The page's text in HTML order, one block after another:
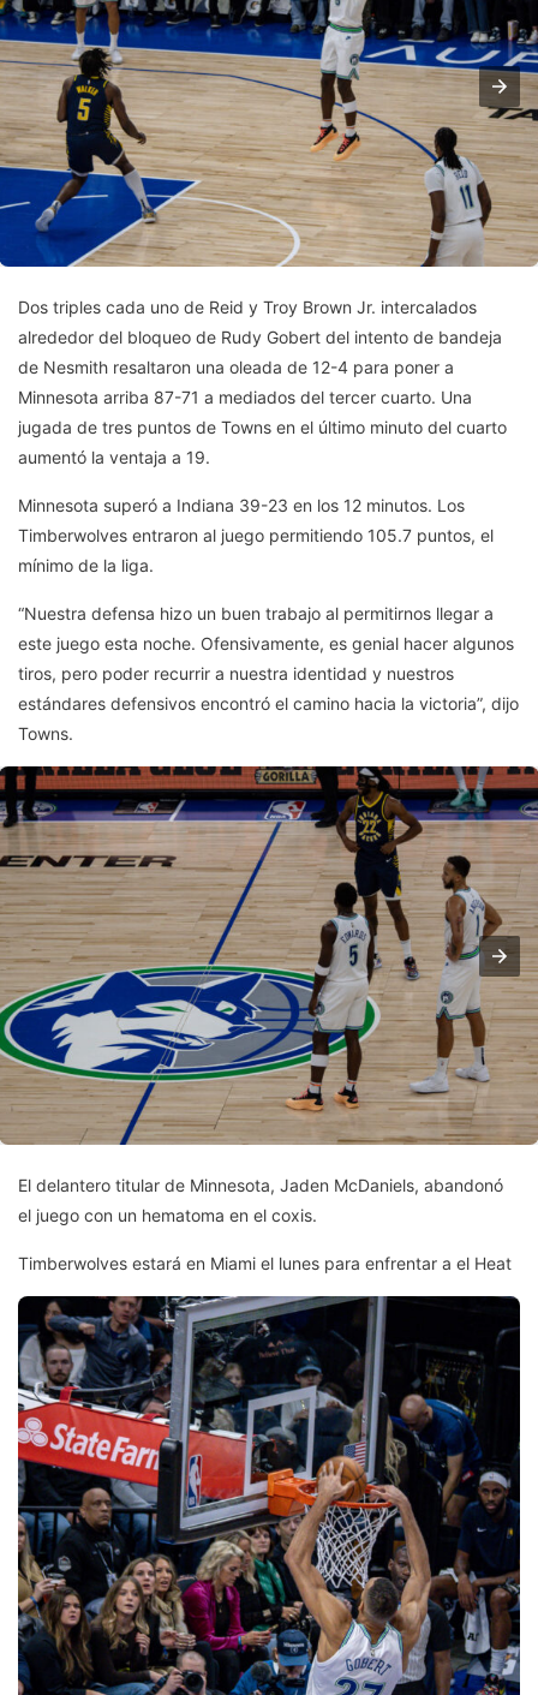
Dos triples cada uno de Reid y Troy Brown Jr. intercalados
alrededor del bloqueo de Rudy Gobert del intento de bandeja
de Nesmith resaltaron una oleada de 12-4 para poner a
Minnesota arriba 87-71 a mediados del tercer cuarto. Una
jugada de tres puntos de Towns en el último minuto del cuarto
aumentó la ventaja a 19.
Minnesota superó a Indiana 39-23 en los 12 minutos. Los
Timberwolves entraron al juego permitiendo 105.7 puntos, el
mínimo de la liga.
“Nuestra defensa hizo un buen trabajo al permitirnos llegar a
este juego esta noche. Ofensivamente, es genial hacer algunos
tiros, pero poder recurrir a nuestra identidad y nuestros
estándares defensivos encontró el camino hacia la victoria”, dijo
Towns.
El delantero titular de Minnesota, Jaden McDaniels, abandonó
el juego con un hematoma en el coxis.
Timberwolves estará en Miami el lunes para enfrentar a el Heat